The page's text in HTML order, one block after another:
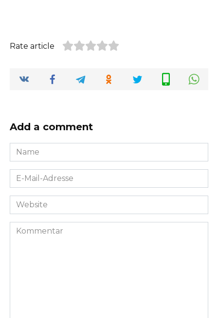
Rate article
Add a comment
Name
*
E-
Mail-
Adresse
Website
Kommentar